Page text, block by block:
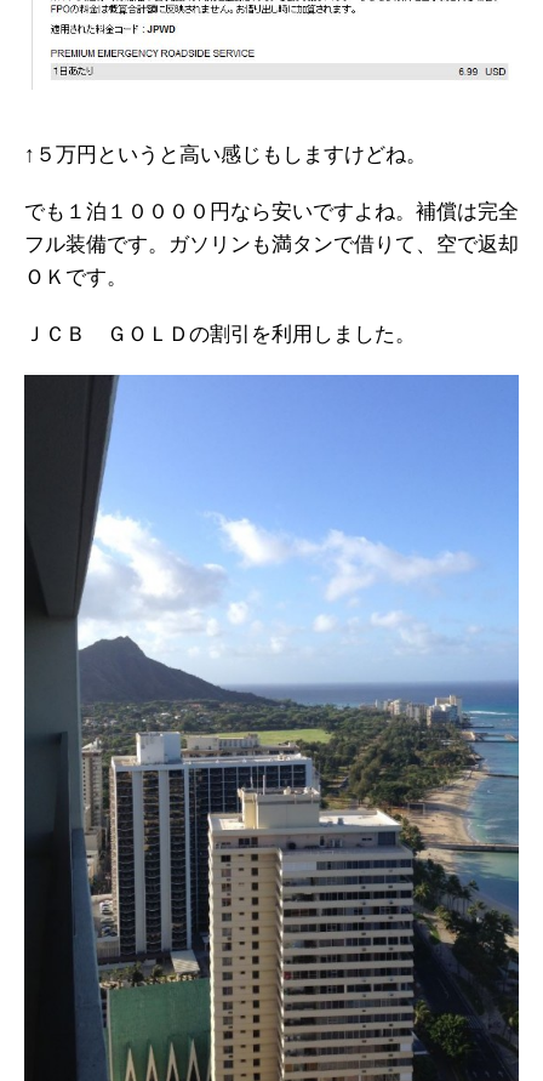
↑５万円というと高い感じもしますけどね。
でも１泊１００００円なら安いですよね。補償は完全
フル装備です。ガソリンも満タンで借りて、空で返却
ＯＫです。
ＪＣＢ ＧＯＬＤの割引を利用しました。